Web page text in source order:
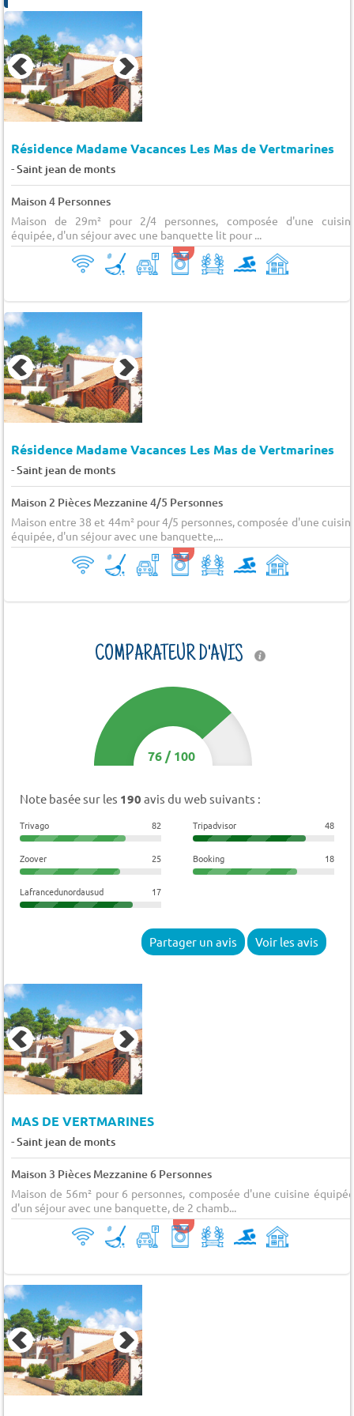
Résidence Madame Vacances Les Mas de Vertmarines
-Saint jean de monts
Maison 4 Personnes
Maison de 29m² pour 2/4 personnes, composée d'une
équipée, d'un séjour avec une banquette lit pour ...
Résidence Madame Vacances Les Mas de Vertmarines
-Saint jean de monts
Maison 2 Pièces Mezzanine 4/5 Personnes
Maison entre 38 et 44m² pour 4/5 personnes, composée d'une
équipée, d'un séjour avec une banquette,...
COMPARATEUR D'AVIS
76/100
Note basée sur les 190 avis du web suivants :
Trivago 82 Tripadvisor 48
Zoover 25 Booking 18
Lafrancedunordausud 17
Partager un avis Voir les avis
MAS DE VERTMARINES
-Saint jean de monts
Maison 3 Pièces Mezzanine 6 Personnes
Maison de 56m² pour 6 personnes, composée d'une cuisine
d'un séjour avec une banquette, de 2 chamb...